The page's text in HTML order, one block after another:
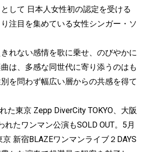
して 日本人女性初の認定を受ける
注目を集めている女性シンガー・ソ
れない感情を歌に乗せ、のびやかに
は、多感な同世代に寄り添うのはも
を問わず幅広い層からの共感を得て
た東京 Zepp DiverCity TOKYO、大阪
れたワンマン公演もSOLD OUT。5月
新宿BLAZEワンマンライブ２DAYS